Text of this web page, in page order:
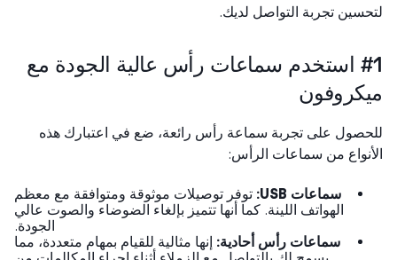
تجربة التواصل لديك.
#1 استخدم سماعات رأس عالية الجودة مع
على تجربة سماعة رأس رائعة، ضع في اعتبارك هذه
من سماعات الرأس:
سماعات USB:
توفر توصيلات موثوقة ومتوافقة مع معظم
الهواتف اللينة. كما أنها تتميز بإلغاء الضوضاء والصوت عالي
الجودة.
سماعات رأس أحادية:إنها مثالية للقيام بمهام متعددة، مما